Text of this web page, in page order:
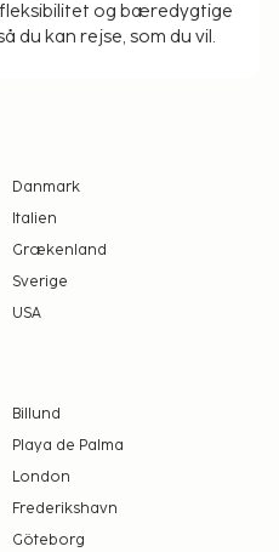
og bæredygtige
du kan rejse, som du vil.
Danmark
Italien
Grækenland
Sverige
USA
Billund
Playa de Palma
London
Frederikshavn
Göteborg